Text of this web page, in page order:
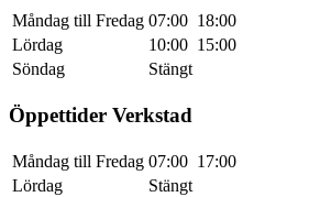
Måndag till Fredag 07:00 18:00
Lördag
10:00 15:00
Söndag
Stängt
Öppettider Verkstad
Måndag till Fredag 07:00 17:00
Lördag
Stängt